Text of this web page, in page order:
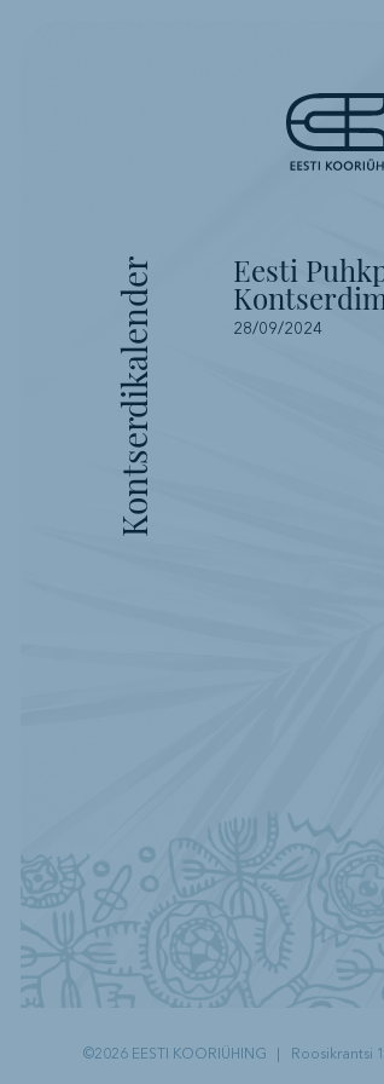
Kontserdikalender Eesti
28/09/2024
©2026 EESTI KOORIÜHING Roosikrantsi